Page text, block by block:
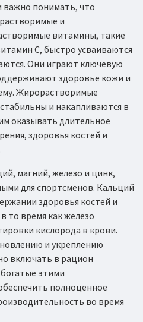
понимать, что
и
витамины, такие
C, быстро усваиваются
Они играют ключевую
здоровье кожи и
Жирорастворимые
и накапливаются в
оказывать длительное
здоровья костей и
магний, железо и цинк,
для спортсменов. Кальций
здоровья костей и
то время как железо
кислорода в крови.
и укреплению
включать в рацион
этими
полноценное
во время